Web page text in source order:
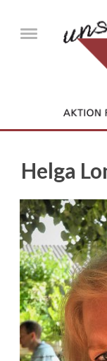
Menu
Helga